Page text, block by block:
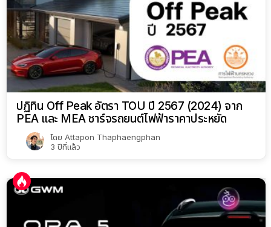
ปฏิทิน Off Peak อัตรา TOU ปี 2567 (2024) จาก
PEA และ MEA ชาร์จรถยนต์ไฟฟ้าราคาประหยัด
โดย Attapon Thaphaengphan
3 ปีที่แล้ว